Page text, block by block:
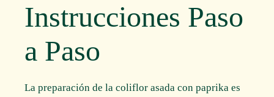
Instrucciones Paso
a Paso
La preparación de la coliflor asada con paprika es